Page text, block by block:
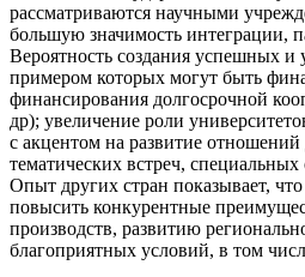
рассматриваются научными
большую значимость интеграции,
Вероятность создания успешных
примером которых могут быть
финансирования долгосрочной
др); увеличение роли
с акцентом на развитие
тематических встреч,
Опыт других стран показывает,
повысить конкурентные
производств, развитию
благоприятных условий, в том